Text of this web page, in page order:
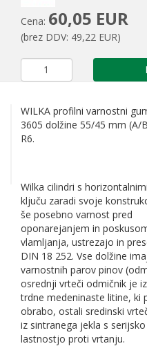
Cena: 60,05 EUR
(brez DDV: 49,22 EUR)
WILKA profilni varnostni
3605 dolžine 55/45 mm (A/
R6.
Wilka cilindri s
ključu zaradi svoje
še posebno varnost pred
oponarejanjem in
vlamljanja, ustrezajo in
DIN 18 252. Vse dolžine
varnostnih parov pinov
osrednji vrteči odmičnik je
trdne medeninaste litine, ki
obrabo, ostali sredinski
iz sintranega jekla s serijsko
lastnostjo proti vrtanju.